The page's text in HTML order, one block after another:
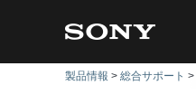
製品情報 総合サポート